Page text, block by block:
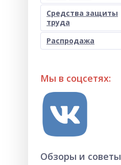
Средства защиты
труда
Распродажа
Мы в соцсетях:
Обзоры и советы